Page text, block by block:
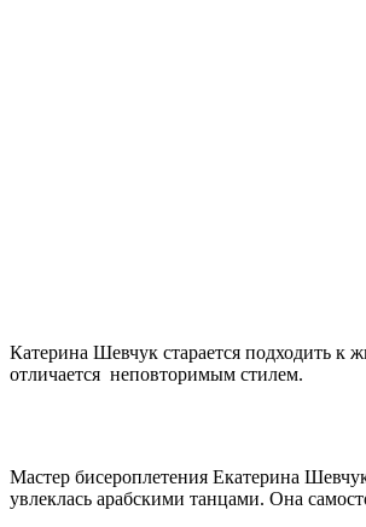
Катерина Шевчук старается подходить к
отличается неповторимым стилем.
Мастер бисероплетения Екатерина
увлеклась арабскими танцами. Она